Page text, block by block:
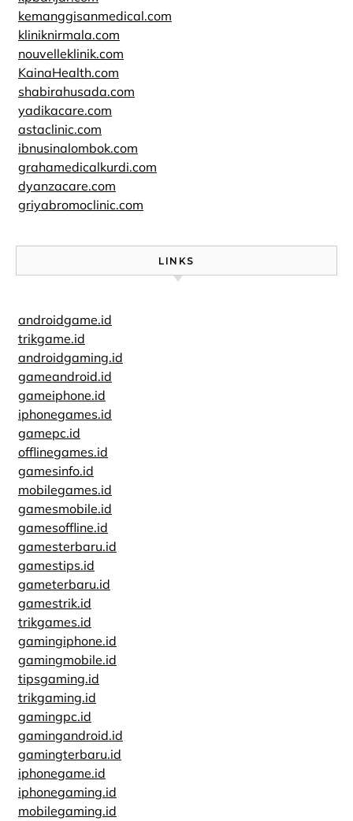
kemanggisanmedical.com
kliniknirmala.com
nouvelleklinik.com
KainaHealth.com
shabirahusada.com
yadikacare.com
astaclinic.com
ibnusinalombok.com
grahamedicalkurdi.com
dyanzacare.com
griyabromoclinic.com
LINKS
androidgame.id
trikgame.id
androidgaming.id
gameandroid.id
gameiphone.id
iphonegames.id
gamepc.id
offlinegames.id
gamesinfo.id
mobilegames.id
gamesmobile.id
gamesoffline.id
gamesterbaru.id
gamestips.id
gameterbaru.id
gamestrik.id
trikgames.id
gamingiphone.id
gamingmobile.id
tipsgaming.id
trikgaming.id
gamingpc.id
gamingandroid.id
gamingterbaru.id
iphonegame.id
iphonegaming.id
mobilegaming.id